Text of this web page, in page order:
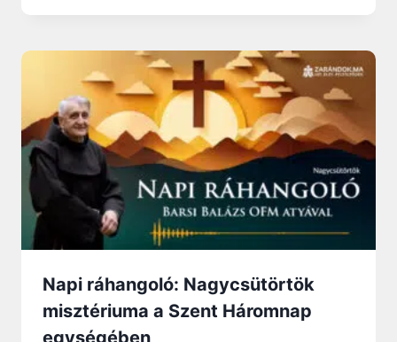
Napi ráhangoló: Nagycsütörtök
misztériuma a Szent Háromnap
egységében